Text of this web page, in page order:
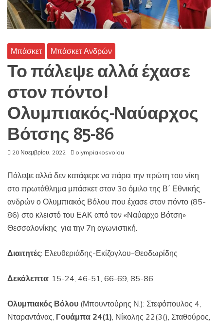
Μπάσκετ Μπάσκετ Ανδρών
Το πάλεψε αλλά έχασε
στον πόντο!
Ολυμπιακός-Ναύαρχος
Βότσης 85-86
20 Νοεμβρίου, 2022 olympiakosvolou
Πάλεψε αλλά δεν κατάφερε να πάρει την πρώτη του νίκη
στο πρωτάθλημα μπάσκετ στον 3ο όμιλο της Β΄ Εθνικής
ανδρών ο Ολυμπιακός Βόλου που έχασε στον πόντο (85-
86) στο κλειστό του ΕΑΚ από τον «Ναύαρχο Βότση»
Θεσσαλονίκης για την 7η αγωνιστική.
Διαιτητές: Ελευθεριάδης-Εκίζογλου-Θεοδωρίδης
Δεκάλεπτα: 15-24, 46-51, 66-69, 85-86
Ολυμπιακός Βόλου (Μπουντούρης Ν.): Στεφόπουλος 4,
Νταραντάνας, Γουάμπα 24(1) , Νίκολης 22(3(), Σταθούρος,